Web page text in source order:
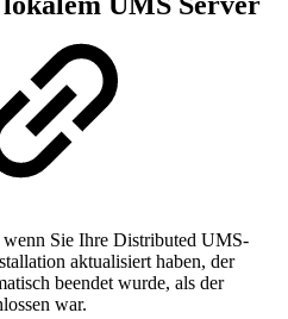
Sie Ihre Distributed UMS-
aktualisiert haben, der
beendet wurde, als der
war.